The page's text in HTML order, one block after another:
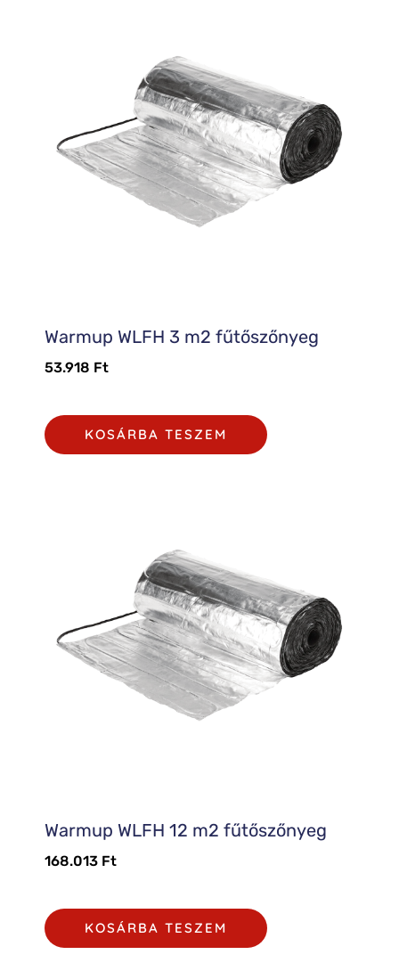
Warmup WLFH 3 m2 fűtőszőnyeg
53.918 Ft
KOSÁRBA TESZEM
Warmup WLFH 12 m2 fűtőszőnyeg
168.013 Ft
KOSÁRBA TESZEM